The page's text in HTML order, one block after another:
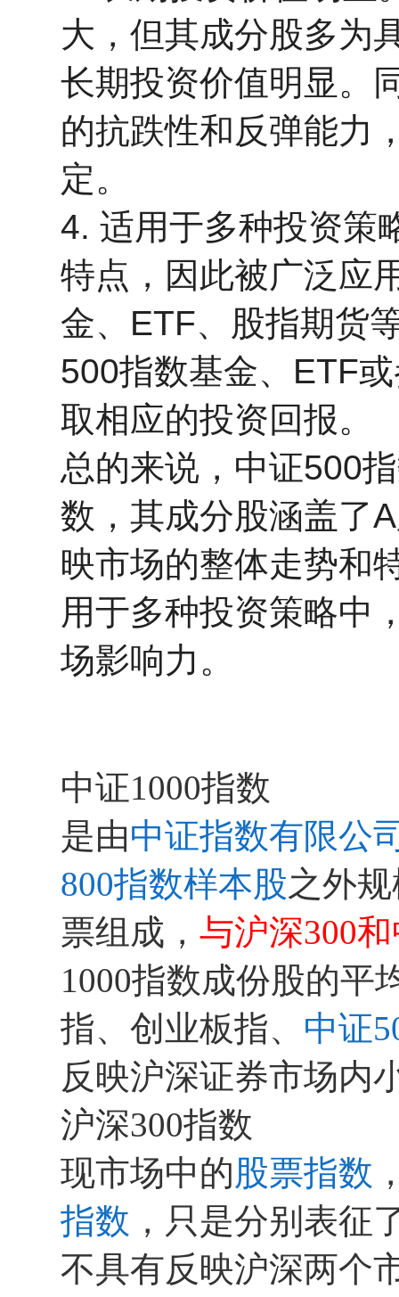
大，但其成分股多为
长期投资价值明显。
的抗跌性和反弹能力
定。
4. 适用于多种投资策
特点，因此被广泛应
金、ETF、股指期货
500指数基金、ETF
取相应的投资回报。
总的来说，中证500
数，其成分股涵盖了
映市场的整体走势和
用于多种投资策略中
场影响力。
中证1000指数
是由中证指数有限公
800指数样本股之外
票组成， 与沪深300和
1000指数成份股的平
指、创业板指、 中证
反映沪深证券市场内
沪深300指数
现市场中的股票指数
指数 ，只是分别表征
不具有反映沪深两个